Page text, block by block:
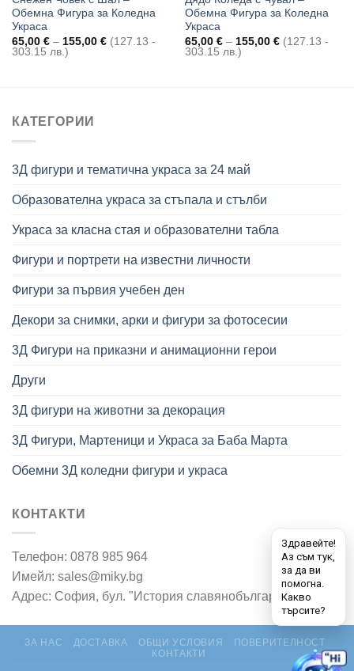
Обемна Фигура за Коледна
Украса
65,00 € – 155,00 €Price
range:
(127.13 -
303.15 лв.)
Обемна Фигура за Коледна
Украса
65,00 € – 155,00 €Price
range:
(127.13 -
303.15 лв.)
КАТЕГОРИИ
3Д фигури и тематична украса за 24 май
Образователна украса за стъпала и стълби
Украса за класна стая и образователни табла
Фигури и портрети на известни личности
Фигури за първия учебен ден
Декори за снимки, арки и фигури за фотосесии
3Д Фигури на приказни и анимационни герои
Други
3Д фигури на животни за декорация
3Д Фигури, Мартеници и Украса за Баба Марта
Обемни 3Д коледни фигури и украса
КОНТАКТИ
Телефон: 0878 985 964
Имейл: sales@miky.bg
Адрес: София, бул. "История славянобългарска" 7
ЗА НАС ДОСТАВКА ОБЩИ УСЛОВИЯ
ПОВЕРИТЕЛНОСТ
КОНТАКТИ